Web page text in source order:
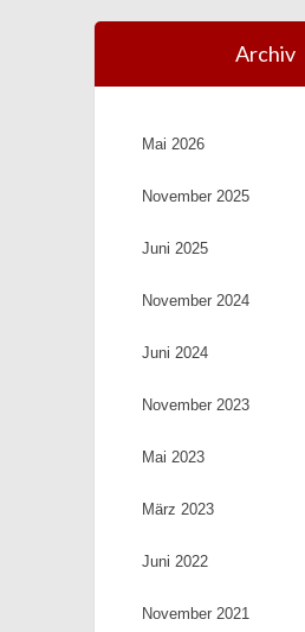
Archiv
Mai 2026
November 2025
Juni 2025
November 2024
Juni 2024
November 2023
Mai 2023
März 2023
Juni 2022
November 2021